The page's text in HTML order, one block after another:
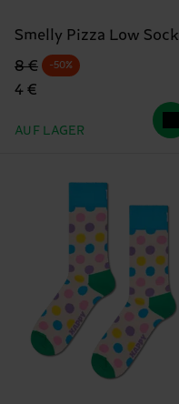
Smelly Pizza Low Sock
Originalpreis
8 €
Reduzierter Preis
4 €
-50%
AUF LAGER